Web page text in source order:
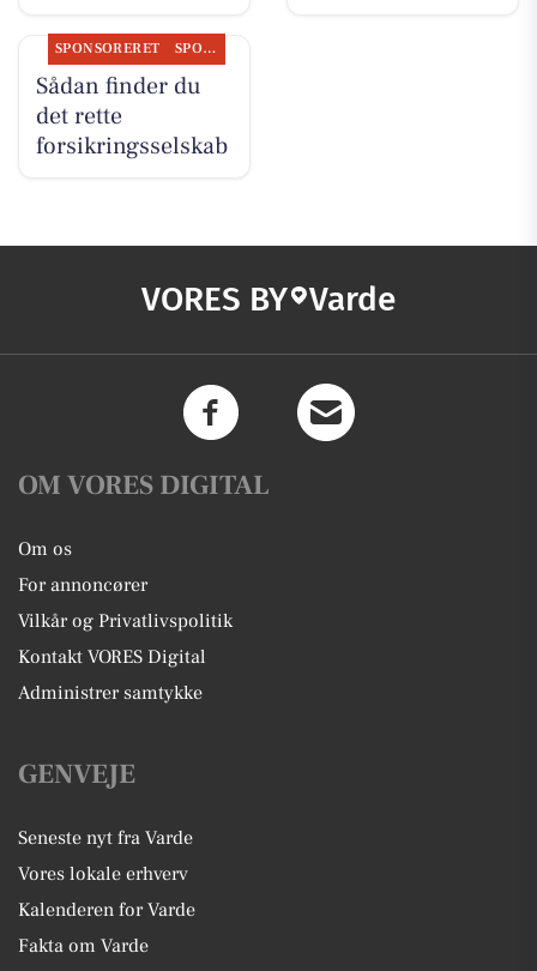
SPONSORERET SPONSORERET INDHOLD
Sådan finder du
det rette
forsikringsselskab
VORES BY Varde
OM VORES DIGITAL
Om os
For annoncører
Vilkår og Privatlivspolitik
Kontakt VORES Digital
Administrer samtykke
GENVEJE
Seneste nyt fra Varde
Vores lokale erhverv
Kalenderen for Varde
Fakta om Varde